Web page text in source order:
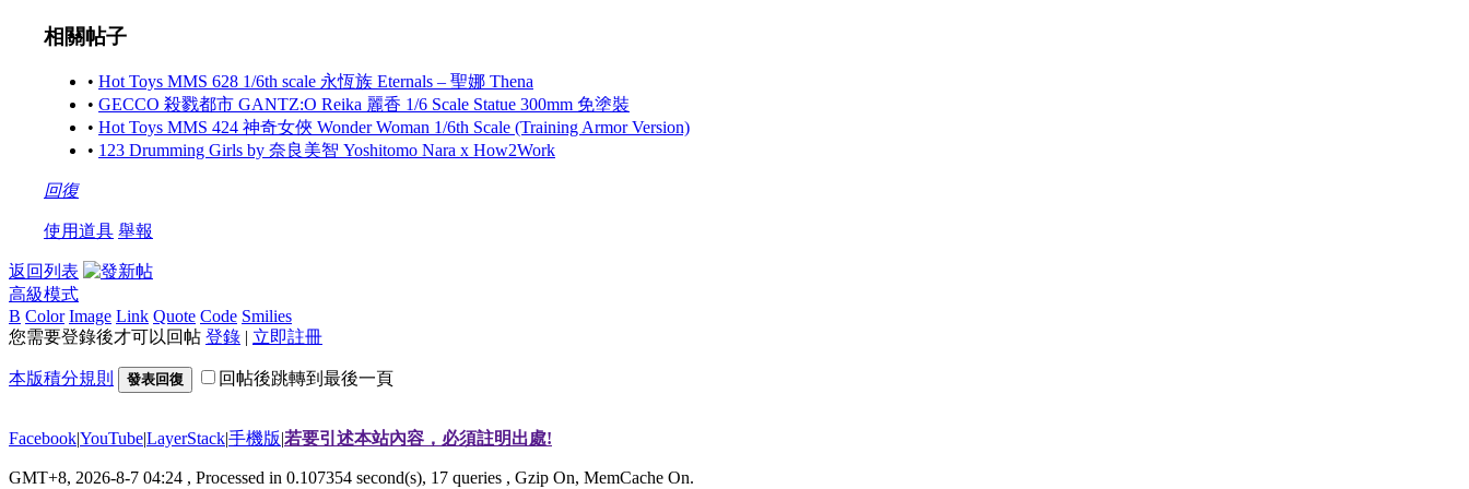
相關帖子
• Hot Toys MMS 628 1/6th scale 永恆族 Eternals – 聖娜 Thena
• GECCO 殺戮都市 GANTZ:O Reika 麗香 1/6 Scale Statue 300mm 免塗裝
• Hot Toys MMS 424 神奇女俠 Wonder Woman 1/6th Scale (Training Armor Version)
• 123 Drumming Girls by 奈良美智 Yoshitomo Nara x How2Work
回復
使用道具 舉報
返回列表
高級模式
B Color Image Link Quote Code Smilies
您需要登錄後才可以回帖 登錄 | 立即註冊
本版積分規則 發表回復 回帖後跳轉到最後一頁
Facebook|YouTube|LayerStack|手機版|若要引述本站內容，必須註明出處!
GMT+8, 2026-8-7 04:24 , Processed in 0.107354 second(s), 17 queries , Gzip On, MemCache On.